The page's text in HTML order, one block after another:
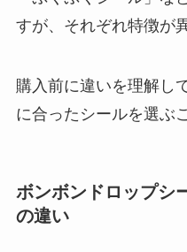
すが、それぞれ特徴が
購入前に違いを理解し
に合ったシールを選ぶ
ボンボンドロップシ
の違い